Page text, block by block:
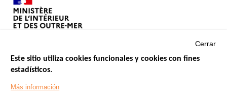
Footer
Cerrar
Este sitio utiliza cookies funcionales y cookies con fines
estadísticos.
Más información